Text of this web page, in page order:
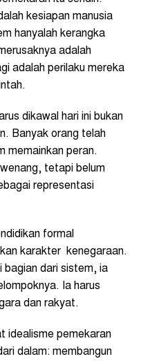
kesiapan manusia
hanyalah kerangka
adalah
adalah perilaku mereka
dikawal hari ini bukan
Banyak orang telah
memainkan peran.
tetapi belum
representasi
formal
karakter kenegaraan.
bagian dari sistem, ia
Ia harus
dan rakyat.
idealisme pemekaran
dalam: membangun